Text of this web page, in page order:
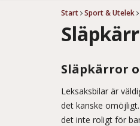
Start Sport & Utelek
Släpkärror
Leksaksbilar är
det kanske
det inte roligt för